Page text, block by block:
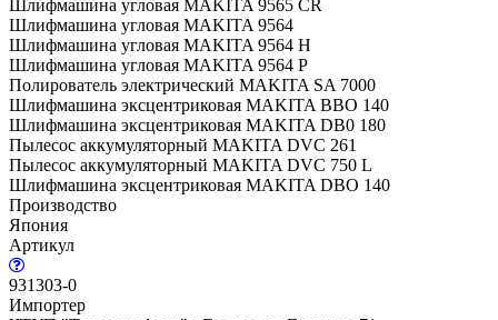
Шлифмашина угловая MAKITA 9565 CR
Шлифмашина угловая MAKITA 9564
Шлифмашина угловая MAKITA 9564 H
Шлифмашина угловая MAKITA 9564 P
Полирователь электрический MAKITA SA 7000
Шлифмашина эксцентриковая MAKITA BBO 140
Шлифмашина эксцентриковая MAKITA DB0 180
Пылесос аккумуляторный MAKITA DVC 261
Пылесос аккумуляторный MAKITA DVC 750 L
Шлифмашина эксцентриковая MAKITA DBO 140
Производство
Япония
Артикул
931303-0
Импортер